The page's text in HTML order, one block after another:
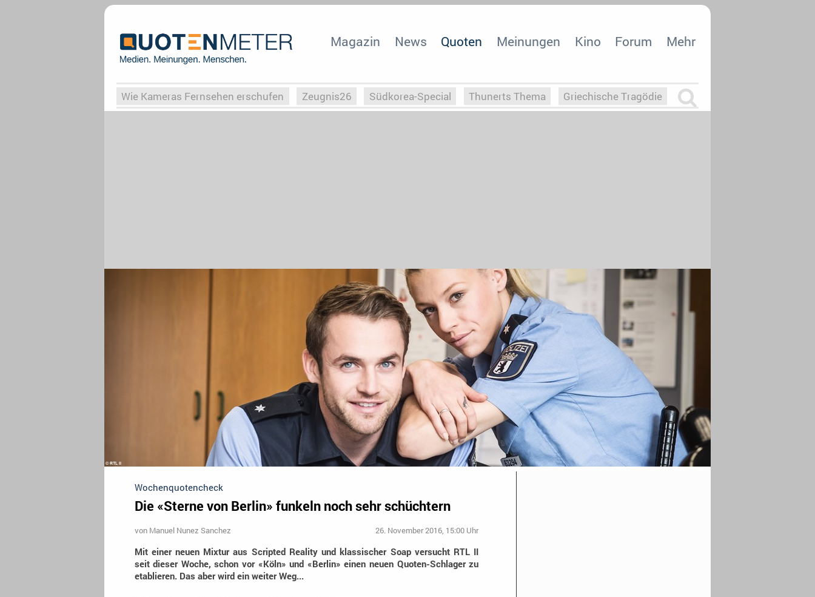
Magazin News Quoten Meinungen Kino Forum Mehr
Wie Kameras Fernsehen erschufen Zeugnis26 Südkorea-Special Thunerts Thema Griechische Tragödie
Wochenquotencheck
Die «Sterne von Berlin» funkeln noch sehr schüchtern
von Manuel Nunez Sanchez 26. November 2016, 15:00 Uhr
Mit einer neuen Mixtur aus Scripted Reality und klassischer Soap versucht RTL II
seit dieser Woche, schon vor «Köln» und «Berlin» einen neuen Quoten-Schlager zu
etablieren. Das aber wird ein weiter Weg...